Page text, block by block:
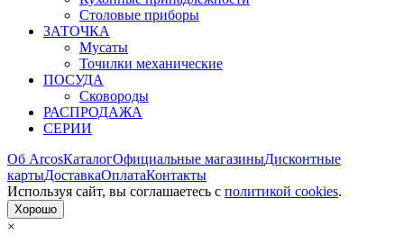
Столовые приборы
ЗАТОЧКА
Мусаты
Точилки механические
ПОСУДА
Сковороды
РАСПРОДАЖА
СЕРИИ
Об ArcosКаталогОфициальные магазиныДисконтные
картыДоставкаОплатаКонтакты
Используя сайт, вы согла­шаетесь с политикой cookies.
Хорошо
×